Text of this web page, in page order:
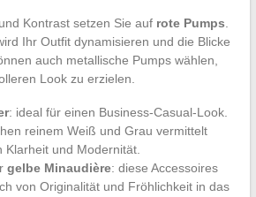
Kontrast setzen Sie auf rote Pumps
Ihr Outfit dynamisieren und die Blicke
auch metallische Pumps wählen,
Look zu erzielen.
: ideal für einen Business-Casual-Look.
reinem Weiß und Grau vermittelt
Klarheit und Modernität.
gelbe Minaudière: diese Accessoires
von Originalität und Fröhlichkeit in das